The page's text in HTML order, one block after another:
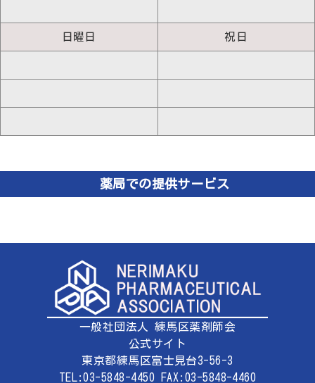
日曜日 祝日
薬局での提供サービス
一般社団法人 練馬区薬剤師会
公式サイト
東京都練馬区富士見台3-56-3
TEL:03-5848-4450 FAX:03-5848-4460